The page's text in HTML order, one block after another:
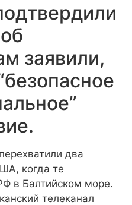
заявили,
два
когда те
в Балтийском море.
телеканал